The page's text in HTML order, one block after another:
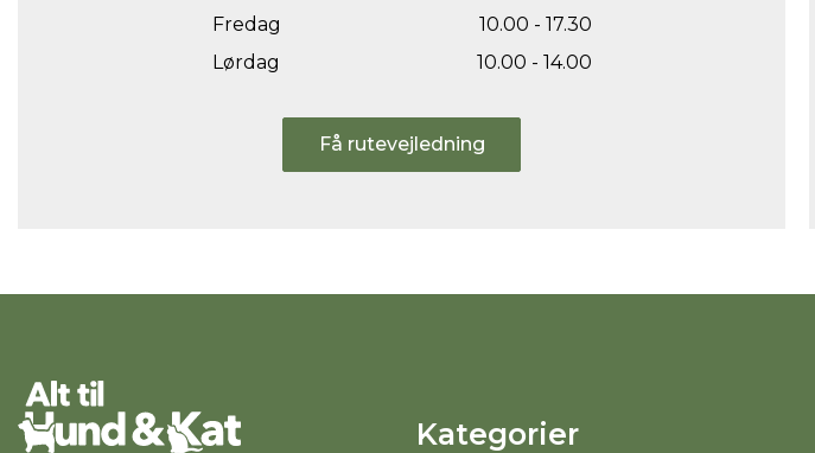
Fredag
10.00 - 17.30
Lørdag
10.00 - 14.00
Få rutevejledning
Kategorier